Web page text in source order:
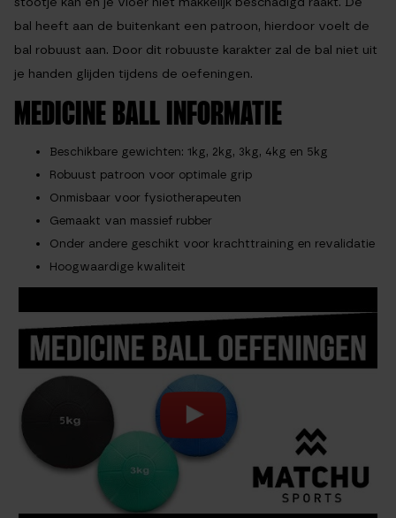
bal heeft aan de buitenkant een patroon, hierdoor voelt de
bal robuust aan. Door dit robuuste karakter zal de bal niet uit
je handen glijden tijdens de oefeningen.
MEDICINE BALL INFORMATIE
Beschikbare gewichten: 1kg, 2kg, 3kg, 4kg en 5kg
Robuust patroon voor optimale grip
Onmisbaar voor fysiotherapeuten
Gemaakt van massief rubber
Onder andere geschikt voor krachttraining en revalidatie
Hoogwaardige kwaliteit